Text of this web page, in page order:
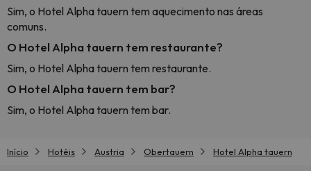
Sim, o Hotel Alpha tauern tem aquecimento nas áreas
comuns.
O Hotel Alpha tauern tem restaurante?
Sim, o Hotel Alpha tauern tem restaurante.
O Hotel Alpha tauern tem bar?
Sim, o Hotel Alpha tauern tem bar.
Início Hotéis Austria Obertauern Hotel Alpha tauern